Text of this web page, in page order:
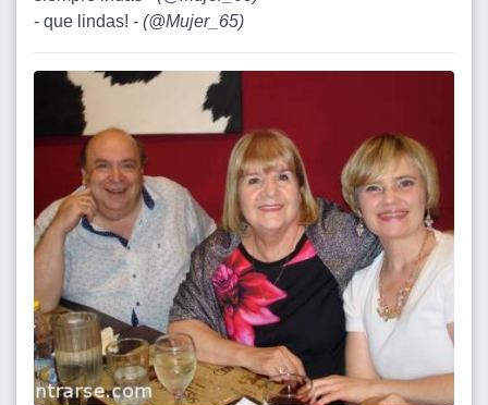
- que lindas! - (@Mujer_65)